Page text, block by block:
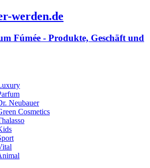
werden.de
Fúmée - Produkte, Geschäft und
Neubauer
Cosmetics